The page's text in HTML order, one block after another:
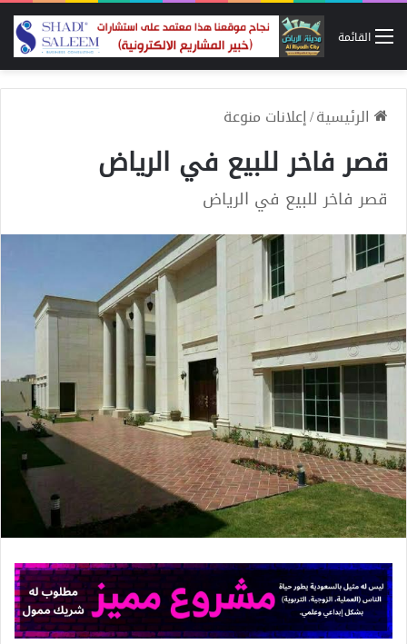
القائمة
الرئيسية/إعلانات منوعة
قصر فاخر للبيع في الرياض
قصر فاخر للبيع في الرياض